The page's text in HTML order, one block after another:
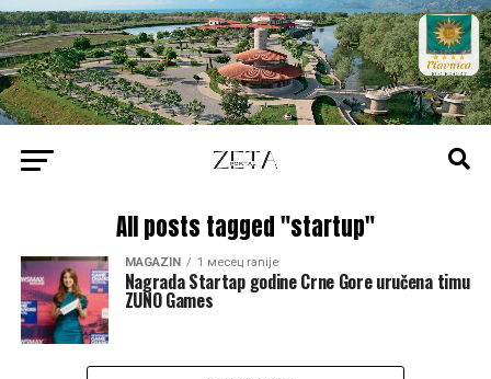
All posts tagged "startup"
MAGAZIN 1 месец ranije
Nagrada Startap godine Crne Gore uručena timu
ZUNO Games